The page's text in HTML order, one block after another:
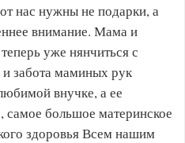
нас нужны не подарки, а
внимание. Мама и
уже нянчиться с
забота маминых рук
внучке, а ее
самое большое материнское
здоровья Всем нашим